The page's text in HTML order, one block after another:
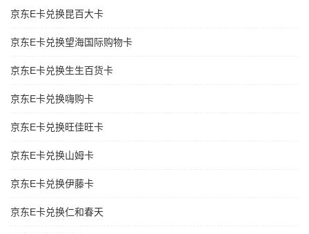
京东E卡兑换昆百大卡
京东E卡兑换望海国际购物卡
京东E卡兑换生生百货卡
京东E卡兑换嗨购卡
京东E卡兑换旺佳旺卡
京东E卡兑换山姆卡
京东E卡兑换伊藤卡
京东E卡兑换仁和春天